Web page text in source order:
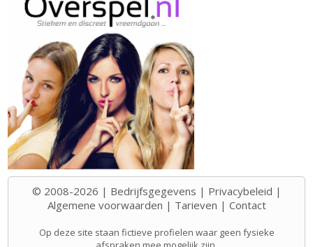
© 2008-2026 | Bedrijfsgegevens | Privacybeleid |
Algemene voorwaarden | Tarieven | Contact
Op deze site staan fictieve profielen waar geen fysieke